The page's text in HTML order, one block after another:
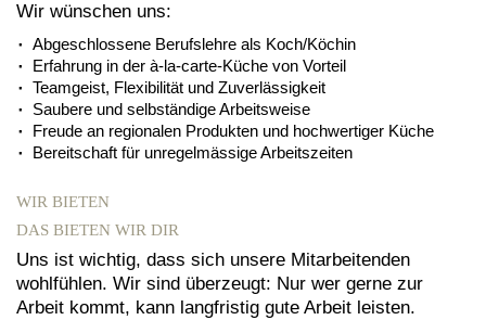
Wir wünschen uns:
Abgeschlossene Berufslehre als Koch/Köchin
Erfahrung in der à-la-carte-Küche von Vorteil
Teamgeist, Flexibilität und Zuverlässigkeit
Saubere und selbständige Arbeitsweise
Freude an regionalen Produkten und hochwertiger Küche
Bereitschaft für unregelmässige Arbeitszeiten
WIR BIETEN
DAS BIETEN WIR DIR
Uns ist wichtig, dass sich unsere Mitarbeitenden
wohlfühlen. Wir sind überzeugt: Nur wer gerne zur
Arbeit kommt, kann langfristig gute Arbeit leisten.